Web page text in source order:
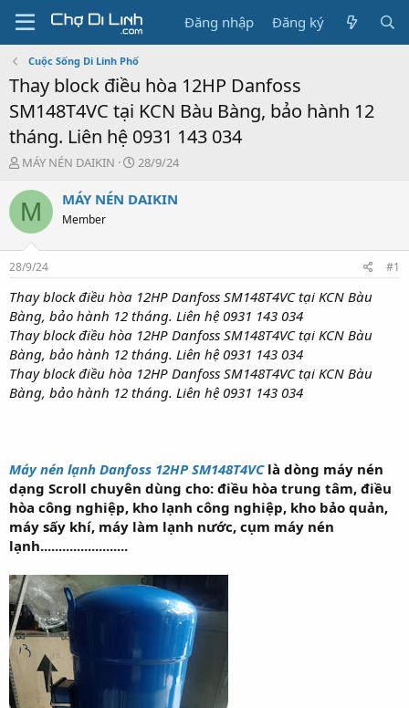
Đăng nhập Đăng ký
Cuộc Sống Di Linh Phố
Thay block điều hòa 12HP Danfoss
SM148T4VC tại KCN Bàu Bàng, bảo hành 12
tháng. Liên hệ 0931 143 034
T
r
e
a
s
t
a
r
t
e
r
MÁY NÉN DAIKIN
N
à
28/9/24
M MÁY NÉN DAIKIN
Member
28/9/24 #1
Thay block điều hòa 12HP Danfoss SM148T4VC tại KCN Bàu
Bàng, bảo hành 12 tháng. Liên hệ 0931 143 034
Thay block điều hòa 12HP Danfoss SM148T4VC tại KCN Bàu
Bàng, bảo hành 12 tháng. Liên hệ 0931 143 034
Thay block điều hòa 12HP Danfoss SM148T4VC tại KCN Bàu
Bàng, bảo hành 12 tháng. Liên hệ 0931 143 034
Máy nén lạnh Danfoss 12HP SM148T4VClà dòng máy nén
dạng Scroll chuyên dùng cho: điều hòa trung tâm, điều
hòa công nghiệp, kho lạnh công nghiệp, kho bảo quản,
máy sấy khí, máy làm lạnh nước, cụm máy nén
lạnh........................